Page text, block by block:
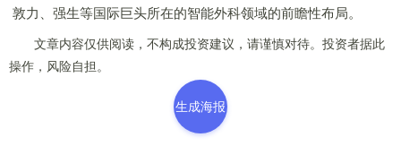
敦力、强生等国际巨头所在的智能外科领域的前瞻性布局。
文章内容仅供阅读，不构成投资建议，请谨慎对待。投资者据此
操作，风险自担。
生成海报